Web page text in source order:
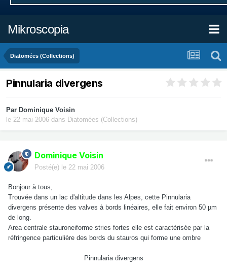
Mikroscopia
Diatomées (Collections)
Pinnularia divergens
Par Dominique Voisin
le 22 mai 2006 dans Diatomées (Collections)
Dominique Voisin
Posté(e) le 22 mai 2006
Bonjour à tous,
Trouvée dans un lac d'altitude dans les Alpes, cette Pinnularia
divergens présente des valves à bords linéaires, elle fait environ 50 µm
de long.
Area centrale stauroneiforme stries fortes elle est caractèrisée par la
réfringence particulière des bords du stauros qui forme une ombre
Pinnularia divergens